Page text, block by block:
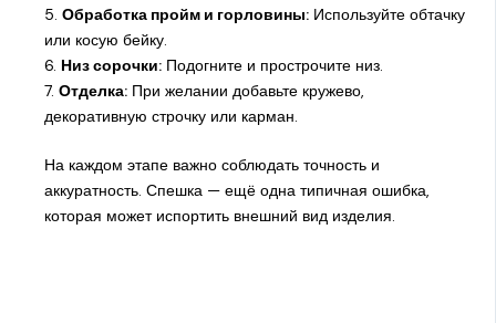
5. Обработка пройм и горловины:Используйте обтачку
или косую бейку.
6. Низ сорочки:Подогните и прострочите низ.
7. Отделка:При желании добавьте кружево,
декоративную строчку или карман.
На каждом этапе важно соблюдать точность и
аккуратность. Спешка — ещё одна типичная ошибка,
которая может испортить внешний вид изделия.